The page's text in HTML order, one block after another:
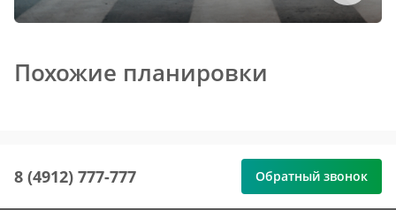
Похожие планировки
8 (4912) 777-777 Обратный звонок